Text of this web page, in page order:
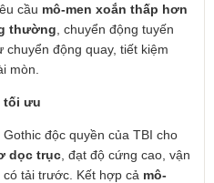
cầu mô-men xoắn thấp hơn
thường , chuyển động tuyến
động quay, tiết kiệm
mòn.
tối ưu
độc quyền của TBI cho
dọc trục , đạt độ cứng cao, vận
tải trước. Kết hợp cả mô-